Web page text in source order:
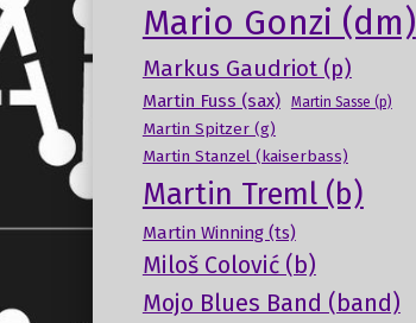
Mario Gonzi (dm)
Markus Gaudriot (p)
Martin Fuss (sax) Martin Sasse (p)
Martin Spitzer (g)
Martin Stanzel (kaiserbass)
Martin Treml (b)
Martin Winning (ts)
Miloš Colović (b)
Mojo Blues Band (band)